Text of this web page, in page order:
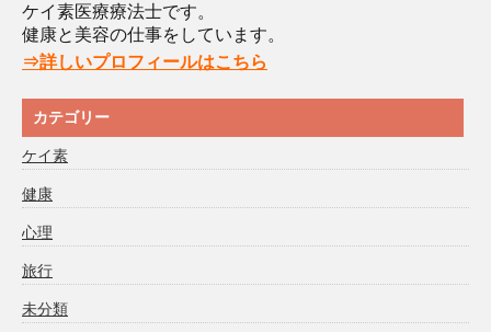
ケイ素医療療法士です。
健康と美容の仕事をしています。
⇒詳しいプロフィールはこちら
カテゴリー
ケイ素
健康
心理
旅行
未分類